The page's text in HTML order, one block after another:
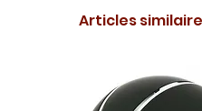
Articles